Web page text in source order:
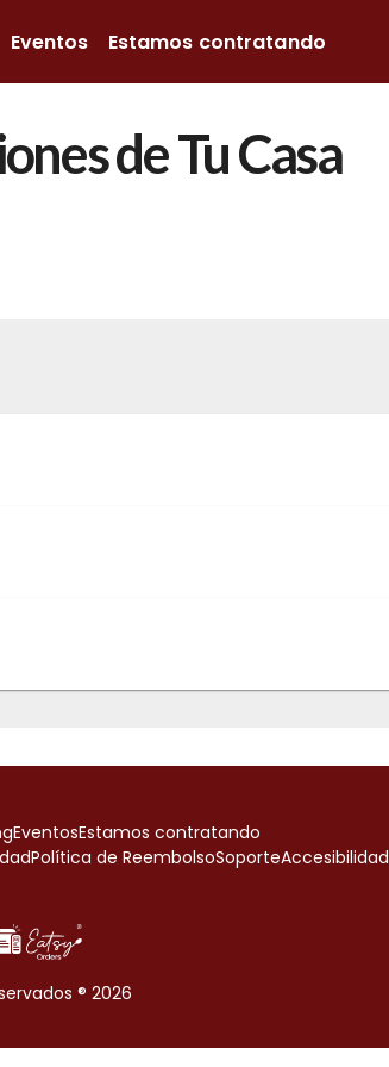
Eventos Estamos contratando
de Tu Casa
EventosEstamos contratando
Política de ReembolsoSoporteAccesibilidad
® 2026